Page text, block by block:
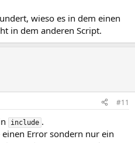
wieso es in dem einen
in dem anderen Script.
#11
include .
Error sondern nur ein